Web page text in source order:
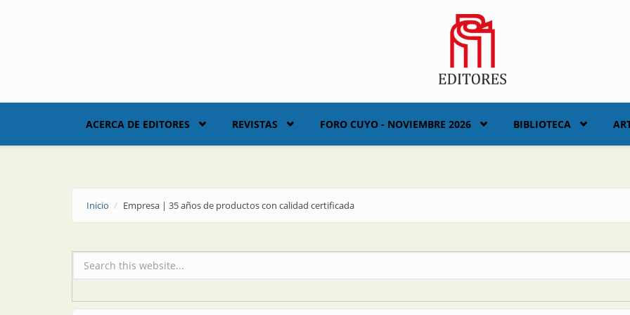
ACERCA DE EDITORES REVISTAS FORO CUYO - NOVIEMBRE 2026 BIBLIOTECA
Inicio Empresa | 35 años de productos con calidad certificada
Formulario de búsqueda